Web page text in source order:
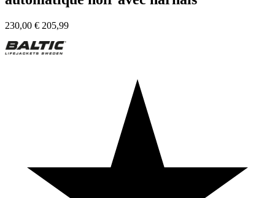
230,00 € 205,99